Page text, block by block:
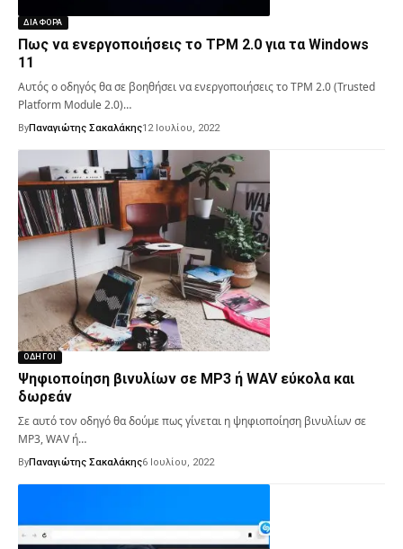
ΔΙΑΦΟΡΑ
Πως να ενεργοποιήσεις το TPM 2.0 για τα Windows
11
Αυτός ο οδηγός θα σε βοηθήσει να ενεργοποιήσεις το TPM 2.0 (Trusted
Platform Module 2.0)…
ByΠαναγιώτης Σακαλάκης12 Ιουλίου, 2022
ΟΔΗΓΟΊ
Ψηφιοποίηση βινυλίων σε MP3 ή WAV εύκολα και
δωρεάν
Σε αυτό τον οδηγό θα δούμε πως γίνεται η ψηφιοποίηση βινυλίων σε
MP3, WAV ή…
ByΠαναγιώτης Σακαλάκης6 Ιουλίου, 2022